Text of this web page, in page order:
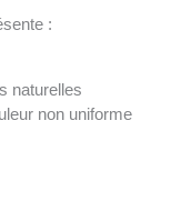
:
naturelles
non uniforme